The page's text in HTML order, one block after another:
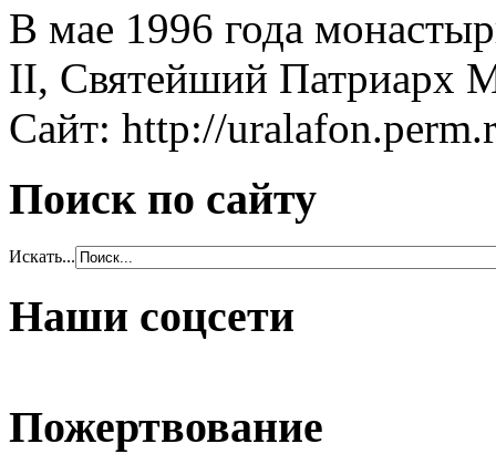
В мае 1996 года
II, Святейший Патриарх
Сайт: http://
Поиск по сайту
Искать...
Наши соцсети
Пожертвование